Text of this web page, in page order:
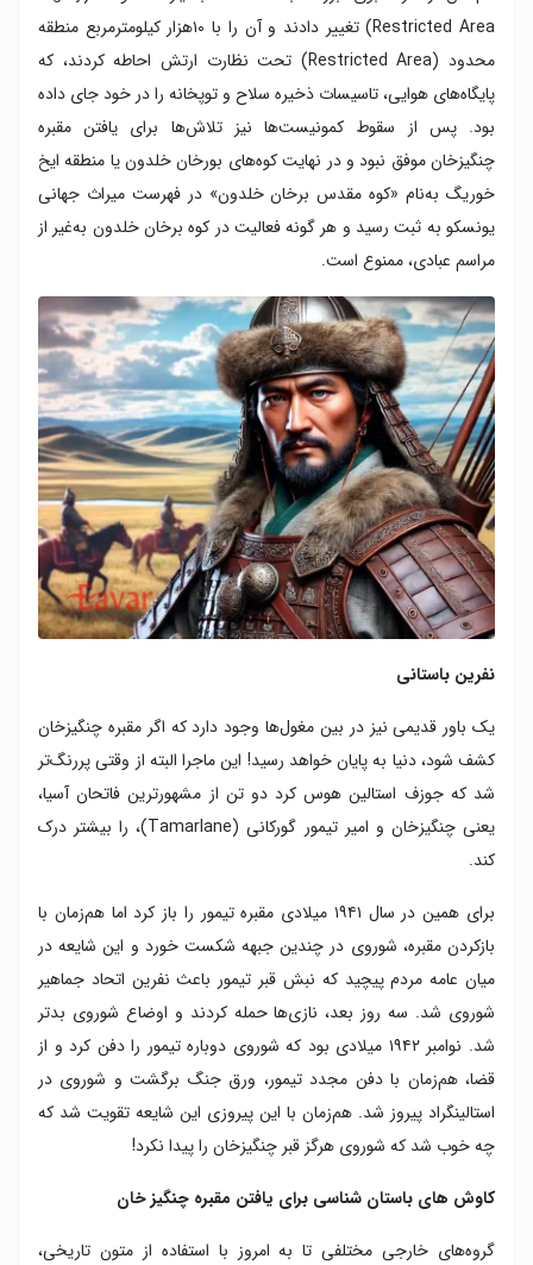
Restricted Area) تغییر دادند و آن را با ۱۰هزار کیلومترمربع منطقه
محدود (Restricted Area) تحت نظارت ارتش احاطه کردند، که
پایگاه‌های هوایی، تاسیسات ذخیره سلاح و توپخانه را در خود جای داده
بود. پس از سقوط کمونیست‌ها نیز تلاش‌ها برای یافتن مقبره
چنگیزخان موفق نبود و در نهایت کوه‌های بورخان خلدون یا منطقه ایخ
خوریگ به‌نام «کوه مقدس برخان خلدون» در فهرست میراث جهانی
یونسکو به ثبت رسید و هر گونه فعالیت در کوه برخان خلدون به‌غیر از
مراسم عبادی، ممنوع است.
نفرین باستانی
یک باور قدیمی نیز در بین مغول‌ها وجود دارد که اگر مقبره چنگیزخان
کشف شود، دنیا به پایان خواهد رسید! این ماجرا البته از وقتی پررنگ‌تر
شد که جوزف استالین هوس کرد دو تن از مشهورترین فاتحان آسیا،
یعنی چنگیزخان و امیر تیمور گورکانی (Tamarlane)، را بیشتر درک
کند.
برای همین در سال ۱۹۴۱ میلادی مقبره تیمور را باز کرد اما هم‌زمان با
بازکردن مقبره، شوروی در چندین جبهه شکست خورد و این شایعه در
میان عامه مردم پیچید که نبش قبر تیمور باعث نفرین اتحاد جماهیر
شوروی شد. سه روز بعد، نازی‌ها حمله کردند و اوضاع شوروی بدتر
شد. نوامبر ۱۹۴۲ میلادی بود که شوروی دوباره تیمور را دفن کرد و از
قضا، هم‌زمان با دفن مجدد تیمور، ورق جنگ برگشت و شوروی در
استالینگراد پیروز شد. هم‌زمان با این پیروزی این شایعه تقویت شد که
چه خوب شد که شوروی هرگز قبر چنگیزخان را پیدا نکرد!
کاوش های باستان شناسی برای یافتن مقبره چنگیز خان
گروه‌های خارجی مختلفی تا به امروز با استفاده از متون تاریخی،